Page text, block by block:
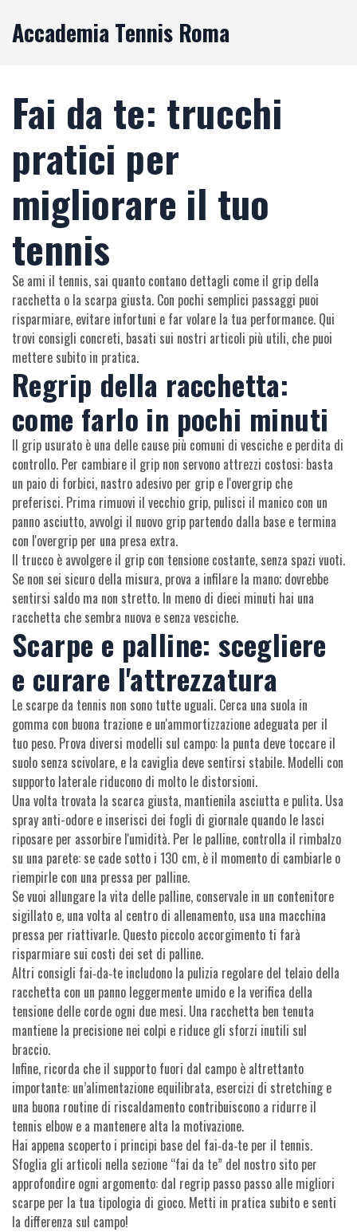
Accademia Tennis Roma
Fai da te: trucchi
pratici per
migliorare il tuo
tennis
Se ami il tennis, sai quanto contano dettagli come il grip della
racchetta o la scarpa giusta. Con pochi semplici passaggi puoi
risparmiare, evitare infortuni e far volare la tua performance. Qui
trovi consigli concreti, basati sui nostri articoli più utili, che puoi
mettere subito in pratica.
Regrip della racchetta:
come farlo in pochi minuti
Il grip usurato è una delle cause più comuni di vesciche e perdita di
controllo. Per cambiare il grip non servono attrezzi costosi: basta
un paio di forbici, nastro adesivo per grip e l'overgrip che
preferisci. Prima rimuovi il vecchio grip, pulisci il manico con un
panno asciutto, avvolgi il nuovo grip partendo dalla base e termina
con l'overgrip per una presa extra.
Il trucco è avvolgere il grip con tensione costante, senza spazi vuoti.
Se non sei sicuro della misura, prova a infilare la mano; dovrebbe
sentirsi saldo ma non stretto. In meno di dieci minuti hai una
racchetta che sembra nuova e senza vesciche.
Scarpe e palline: scegliere
e curare l'attrezzatura
Le scarpe da tennis non sono tutte uguali. Cerca una suola in
gomma con buona trazione e un'ammortizzazione adeguata per il
tuo peso. Prova diversi modelli sul campo: la punta deve toccare il
suolo senza scivolare, e la caviglia deve sentirsi stabile. Modelli con
supporto laterale riducono di molto le distorsioni.
Una volta trovata la scarca giusta, mantienila asciutta e pulita. Usa
spray anti-odore e inserisci dei fogli di giornale quando le lasci
riposare per assorbire l'umidità. Per le palline, controlla il rimbalzo
su una parete: se cade sotto i 130 cm, è il momento di cambiarle o
riempirle con una pressa per palline.
Se vuoi allungare la vita delle palline, conservale in un contenitore
sigillato e, una volta al centro di allenamento, usa una macchina
pressa per riattivarle. Questo piccolo accorgimento ti farà
risparmiare sui costi dei set di palline.
Altri consigli fai‑da‑te includono la pulizia regolare del telaio della
racchetta con un panno leggermente umido e la verifica della
tensione delle corde ogni due mesi. Una racchetta ben tenuta
mantiene la precisione nei colpi e riduce gli sforzi inutili sul
braccio.
Infine, ricorda che il supporto fuori dal campo è altrettanto
importante: un’alimentazione equilibrata, esercizi di stretching e
una buona routine di riscaldamento contribuiscono a ridurre il
tennis elbow e a mantenere alta la motivazione.
Hai appena scoperto i principi base del fai‑da‑te per il tennis.
Sfoglia gli articoli nella sezione “fai da te” del nostro sito per
approfondire ogni argomento: dal regrip passo passo alle migliori
scarpe per la tua tipologia di gioco. Metti in pratica subito e senti
la differenza sul campo!